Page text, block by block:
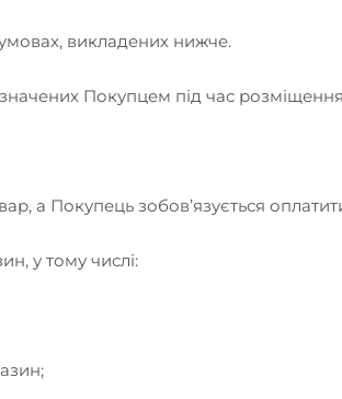
викладених нижче.
Покупцем під час
а Покупець зобов’язується
у тому числі: